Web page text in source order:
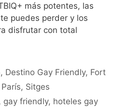
más potentes, las
puedes perder y los
disfrutar con total
, Destino Gay Friendly, Fort
París, Sitges
gay friendly, hoteles gay